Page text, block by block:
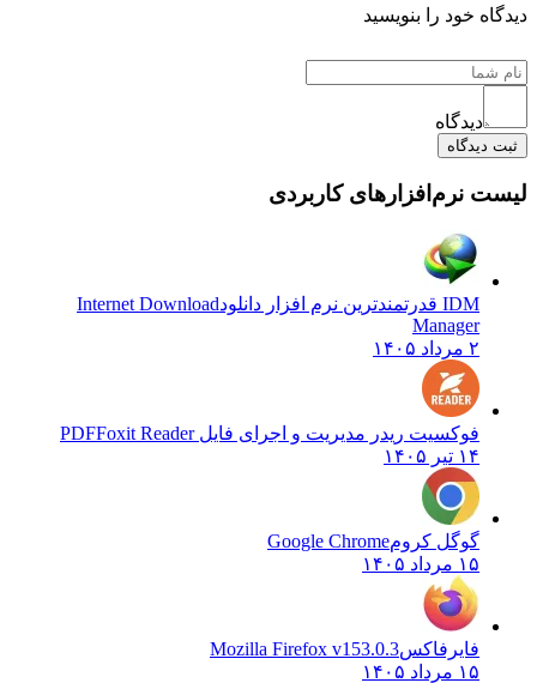
دیدگاه خود را بنویسید
دیدگاه
ثبت دیدگاه
لیست نرم‌افزارهای کاربردی
IDM قدرتمندترین نرم افزار دانلود
Internet Download
Manager
۲ مرداد ۱۴۰۵
فوکسیت ریدر مدیریت و اجرای فایل PDFFoxit Reader
۱۴ تیر ۱۴۰۵
گوگل کرومGoogle Chrome
۱۵ مرداد ۱۴۰۵
فایرفاکسMozilla Firefox v153.0.3
۱۵ مرداد ۱۴۰۵